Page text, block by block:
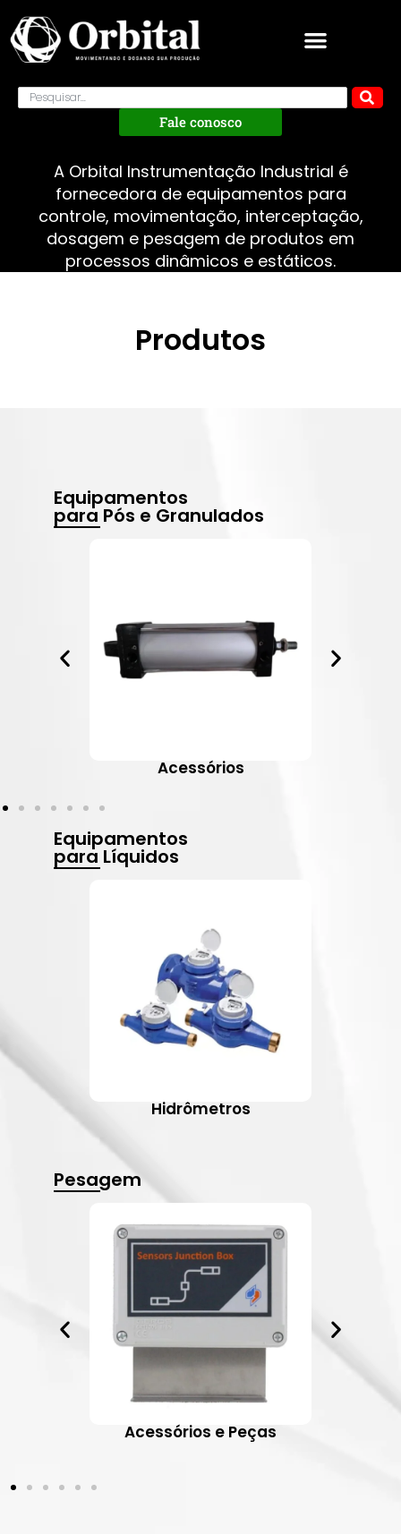
Fale conosco
A Orbital Instrumentação Industrial é
fornecedora de equipamentos para
controle, movimentação, interceptação,
dosagem e pesagem de produtos em
processos dinâmicos e estáticos.
Produtos
Equipamentos
para Pós e Granulados
Acessórios
Equipamentos
para Líquidos
Hidrômetros
Pesagem
Acessórios e Peças